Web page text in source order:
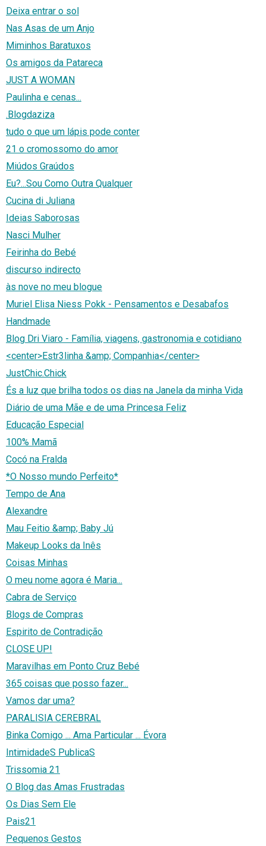
Deixa entrar o sol
Nas Asas de um Anjo
Miminhos Baratuxos
Os amigos da Patareca
JUST A WOMAN
Paulinha e cenas...
.Blogdaziza
tudo o que um lápis pode conter
21 o cromossomo do amor
Miúdos Graúdos
Eu?...Sou Como Outra Qualquer
Cucina di Juliana
Ideias Saborosas
Nasci Mulher
Feirinha do Bebé
discurso indirecto
às nove no meu blogue
Muriel Elisa Niess Pokk - Pensamentos e Desabafos
Handmade
Blog Dri Viaro - Família, viagens, gastronomia e cotidiano
<center>Estr3linha &amp; Companhia</center>
JustChic.Chick
És a luz que brilha todos os dias na Janela da minha Vida
Diário de uma Mãe e de uma Princesa Feliz
Educação Especial
100% Mamã
Cocó na Fralda
*O Nosso mundo Perfeito*
Tempo de Ana
Alexandre
Mau Feitio &amp; Baby Jú
Makeup Looks da Inês
Coisas Minhas
O meu nome agora é Maria...
Cabra de Serviço
Blogs de Compras
Espirito de Contradição
CLOSE UP!
Maravilhas em Ponto Cruz Bebé
365 coisas que posso fazer...
Vamos dar uma?
PARALISIA CEREBRAL
Binka Comigo ... Ama Particular ... Évora
IntimidadeS PublicaS
Trissomia 21
O Blog das Amas Frustradas
Os Dias Sem Ele
Pais21
Pequenos Gestos